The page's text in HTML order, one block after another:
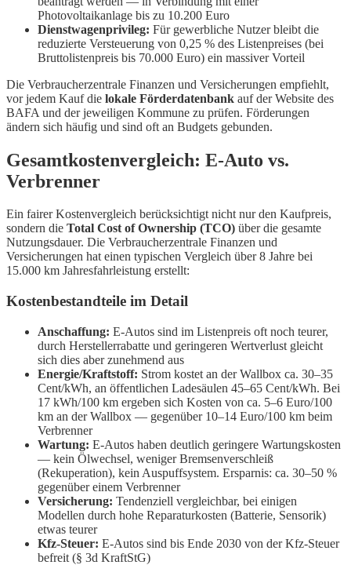
Photovoltaikanlage bis zu 10.200 Euro
Dienstwagenprivileg: Für gewerbliche Nutzer bleibt die
reduzierte Versteuerung von 0,25 % des Listenpreises (bei
Bruttolistenpreis bis 70.000 Euro) ein massiver Vorteil
Die Verbraucherzentrale Finanzen und Versicherungen empfiehlt,
vor jedem Kauf die lokale Förderdatenbank auf der Website des
BAFA und der jeweiligen Kommune zu prüfen. Förderungen
ändern sich häufig und sind oft an Budgets gebunden.
Gesamtkostenvergleich: E-Auto vs.
Verbrenner
Ein fairer Kostenvergleich berücksichtigt nicht nur den Kaufpreis,
sondern die Total Cost of Ownership (TCO) über die gesamte
Nutzungsdauer. Die Verbraucherzentrale Finanzen und
Versicherungen hat einen typischen Vergleich über 8 Jahre bei
15.000 km Jahresfahrleistung erstellt:
Kostenbestandteile im Detail
Anschaffung: E-Autos sind im Listenpreis oft noch teurer,
durch Herstellerrabatte und geringeren Wertverlust gleicht
sich dies aber zunehmend aus
Energie/Kraftstoff: Strom kostet an der Wallbox ca. 30–35
Cent/kWh, an öffentlichen Ladesäulen 45–65 Cent/kWh. Bei
17 kWh/100 km ergeben sich Kosten von ca. 5–6 Euro/100
km an der Wallbox — gegenüber 10–14 Euro/100 km beim
Verbrenner
Wartung: E-Autos haben deutlich geringere Wartungskosten
— kein Ölwechsel, weniger Bremsenverschleiß
(Rekuperation), kein Auspuffsystem. Ersparnis: ca. 30–50 %
gegenüber einem Verbrenner
Versicherung: Tendenziell vergleichbar, bei einigen
Modellen durch hohe Reparaturkosten (Batterie, Sensorik)
etwas teurer
Kfz-Steuer: E-Autos sind bis Ende 2030 von der Kfz-Steuer
befreit (§ 3d KraftStG)